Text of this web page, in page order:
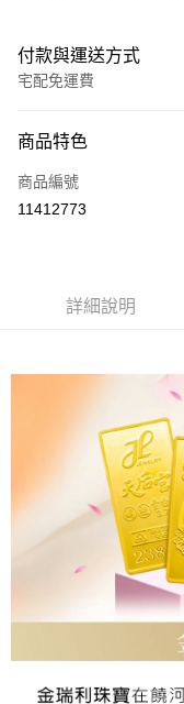
付款與運送方式
宅配免運費
信用卡一次付款
LINE Pay
ATM付款
運送方式
商品特色
商品編號
11412773
詳細說明